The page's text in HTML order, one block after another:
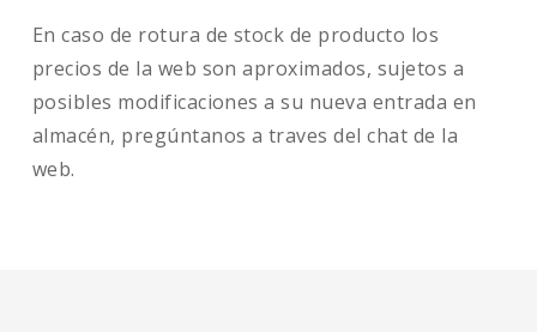
En caso de rotura de stock de producto los
precios de la web son aproximados, sujetos a
posibles modificaciones a su nueva entrada en
almacén, pregúntanos a traves del chat de la
web.